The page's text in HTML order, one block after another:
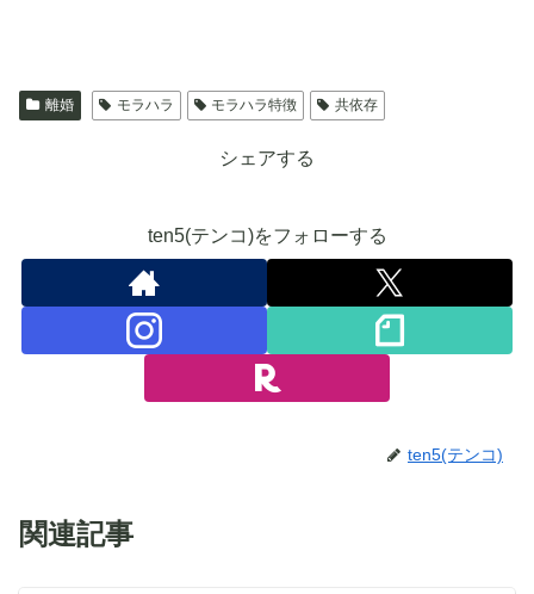
離婚 モラハラ モラハラ特徴 共依存
シェアする
ten5(テンコ)をフォローする
ten5(テンコ)
関連記事